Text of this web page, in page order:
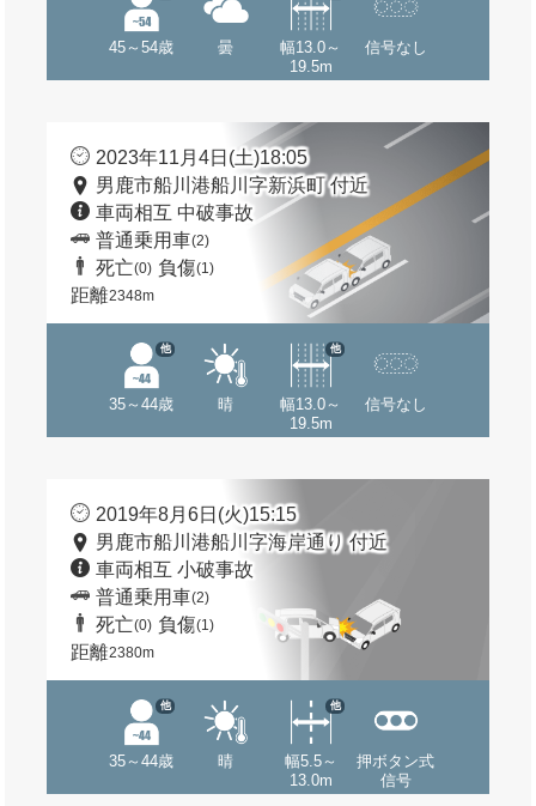
45～54歳 曇
幅13.0～
19.5m
信号なし
2023年11月4日(土)18:05
男鹿市船川港船川字新浜町 付近
車両相互 中破事故
普通乗用車(2)
死亡(0) 負傷(1)
距離2348m
35～44歳
他
晴
幅13.0～
19.5m
他
信号なし
2019年8月6日(火)15:15
男鹿市船川港船川字海岸通り 付近
車両相互 小破事故
普通乗用車(2)
死亡(0) 負傷(1)
距離2380m
35～44歳
他
晴
幅5.5～
13.0m
他
押ボタン式
信号